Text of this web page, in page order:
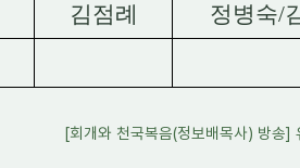
김점례 정병숙/
[회개와 천국복음(정보배목사) 방송